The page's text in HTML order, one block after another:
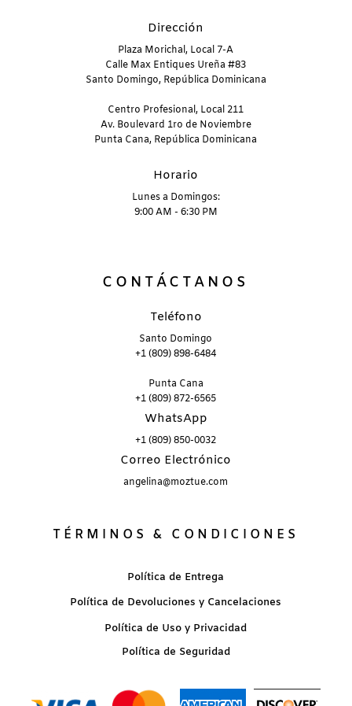
Dirección
Plaza Morichal, Local 7-A
Calle Max Entiques Ureña #83
Santo Domingo, República Dominicana
Centro Profesional, Local 211
Av. Boulevard 1ro de Noviembre
Punta Cana, República Dominicana
Horario
Lunes a Domingos:
9:00 AM - 6:30 PM
CONTÁCTANOS
Teléfono
Santo Domingo
+1 (809) 898-6484
Punta Cana
+1 (809) 872-6565
WhatsApp
+1 (809) 850-0032
Correo Electrónico
angelina@moztue.com
TÉRMINOS & CONDICIONES
Política de Entrega
Política de Devoluciones y Cancelaciones
Política de Uso y Privacidad
Política de Seguridad